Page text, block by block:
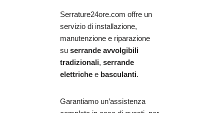
Serrature24ore.com offre un
servizio di installazione,
manutenzione e riparazione
su serrande avvolgibili
tradizionali, serrande
elettriche e basculanti.
Garantiamo un’assistenza